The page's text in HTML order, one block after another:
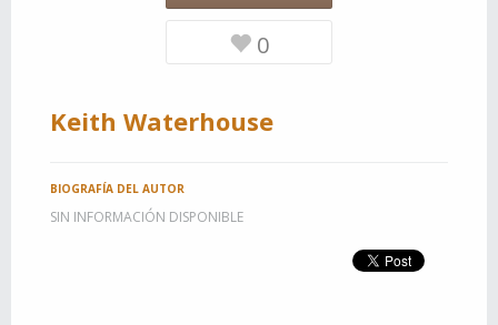
0
Keith Waterhouse
BIOGRAFÍA DEL AUTOR
SIN INFORMACIÓN DISPONIBLE